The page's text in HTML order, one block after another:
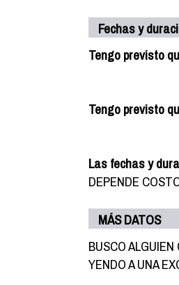
Fechas y
Tengo previsto
Tengo previsto
Las fechas y
DEPENDE
MÁS DATOS
BUSCO
YENDO A UNA